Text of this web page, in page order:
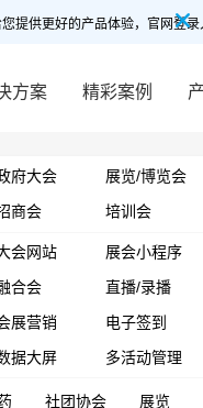
提供更好的产品体验，官网登
方案 精彩案例
府大会
展览/博览会
商会 培训会
会网站
展会小程序
合会
直播/录播
展营销
电子签到
据大屏 多活动管理
社团协会 展览